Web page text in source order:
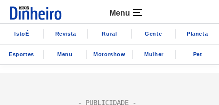
Menu
IstoÉ Revista Rural Gente Planeta
Esportes Menu Motorshow Mulher Pet